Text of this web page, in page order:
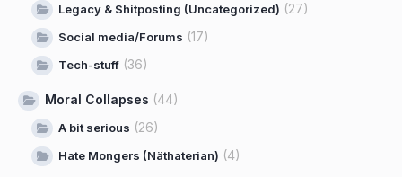
Legacy & Shitposting (Uncategorized) (27)
Social media/Forums (17)
Tech-stuff (36)
Moral Collapses (44)
A bit serious (26)
Hate Mongers (Näthaterian) (4)